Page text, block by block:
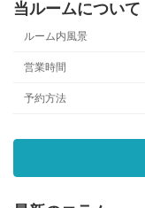
当ルームについて
ルーム内風景
営業時間
予約方法